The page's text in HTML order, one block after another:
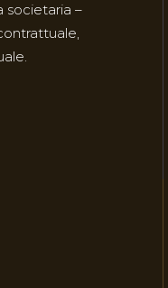
societaria –